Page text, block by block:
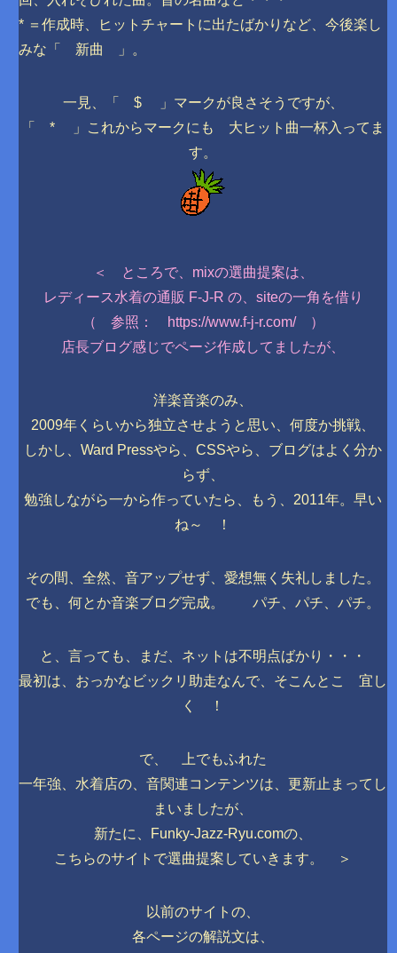
* ＝作成時、ヒットチャートに出たばかりなど、今後楽し
みな「 新曲 」。
一見、「 $ 」マークが良さそうですが、
「 * 」これからマークにも 大ヒット曲一杯入ってま
す。
＜ ところで、mixの選曲提案は、
レディース水着の通販 F-J-R の、siteの一角を借り
（ 参照： https://www.f-j-r.com/ ）
店長ブログ感じでページ作成してましたが、
洋楽音楽のみ、
2009年くらいから独立させようと思い、何度か挑戦、
しかし、Ward Pressやら、CSSやら、ブログはよく分か
らず、
勉強しながら一から作っていたら、もう、2011年。早い
ね～ ！
その間、全然、音アップせず、愛想無く失礼しました。
でも、何とか音楽ブログ完成。 パチ、パチ、パチ。
と、言っても、まだ、ネットは不明点ばかり・・・
最初は、おっかなビックリ助走なんで、そこんとこ 宜し
く ！
で、 上でもふれた
一年強、水着店の、音関連コンテンツは、更新止まってし
まいましたが、
新たに、Funky-Jazz-Ryu.comの、
こちらのサイトで選曲提案していきます。 ＞
以前のサイトの、
各ページの解説文は、